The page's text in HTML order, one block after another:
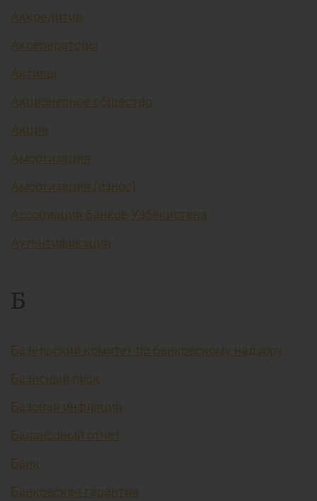
Аккредитив
Акселераторы
Активы
Акционерное общество
Акция
Амортизация
Амортизация (износ)
Ассоциация банков Узбекистана
Аутентификация
Б
Базельский комитет по банковскому надзору
Базисный риск
Базовая инфляция
Балансовый отчет
Банк
Банковская гарантия